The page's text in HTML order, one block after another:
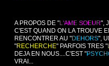
A PROPOS DE "L'AME SOEUR",
C'EST QUAND ON LA TROUVE
RENCONTRER AU "DEHORS",
"RECHERCHE" PARFOIS TRES "
DEJA EN NOUS....C'EST "
VRAI...